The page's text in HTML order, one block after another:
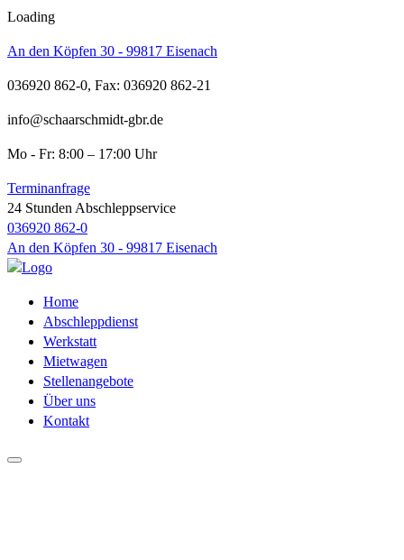
Loading
An den Köpfen 30 - 99817 Eisenach
036920 862-0, Fax: 036920 862-21
info@schaarschmidt-gbr.de
Mo - Fr: 8:00 – 17:00 Uhr
Terminanfrage
24 Stunden Abschleppservice
036920 862-0
An den Köpfen 30 - 99817 Eisenach
Home
Abschleppdienst
Werkstatt
Mietwagen
Stellenangebote
Über uns
Kontakt